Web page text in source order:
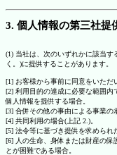
3. 個人情報の第三社提
(1) 当社は、次のいずれかに該当
く。)に提供することがあります。
[1] お客様から事前に同意をいただ
[2] 利用目的の達成に必要な範囲内
個人情報を提供する場合。
[3] 合併その他の事由による事業の
[4] 共同利用の場合(上記 2.)。
[5] 法令等に基づき提供を求められ
[6] 人の生命、身体または財産の保
とが困難である場合。